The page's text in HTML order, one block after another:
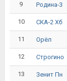
9 Родина-3
10 СКА-2 Хб
11 Орёл
12 Строгино
13 Зенит Пн